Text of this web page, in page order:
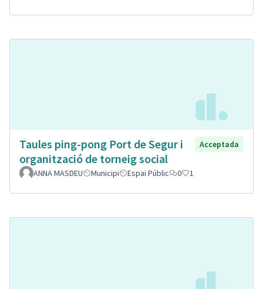
Taules ping-pong Port de Segur i
organització de torneig social
Acceptada
ANNA MASDEU Municipi Espai Públic 0 1